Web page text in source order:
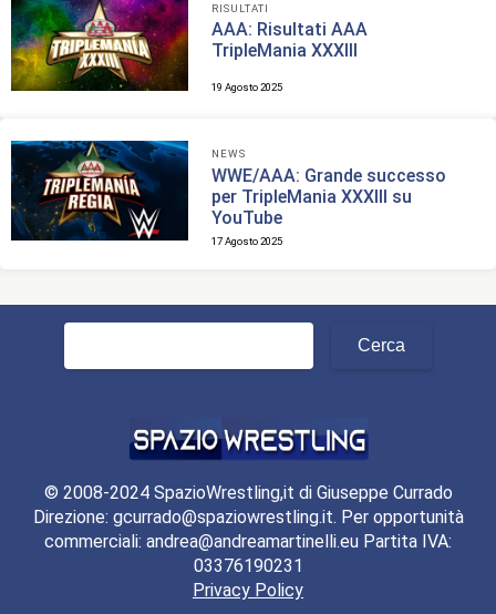
RISULTATI
AAA: Risultati AAA
TripleMania XXXIII
19 Agosto 2025
NEWS
WWE/AAA: Grande successo
per TripleMania XXXIII su
YouTube
17 Agosto 2025
Ricerca
© 2008-2024 SpazioWrestling,it di Giuseppe Currado
Direzione: gcurrado@spaziowrestling.it. Per opportunità
commerciali: andrea@andreamartinelli.eu Partita IVA:
03376190231
Privacy Policy